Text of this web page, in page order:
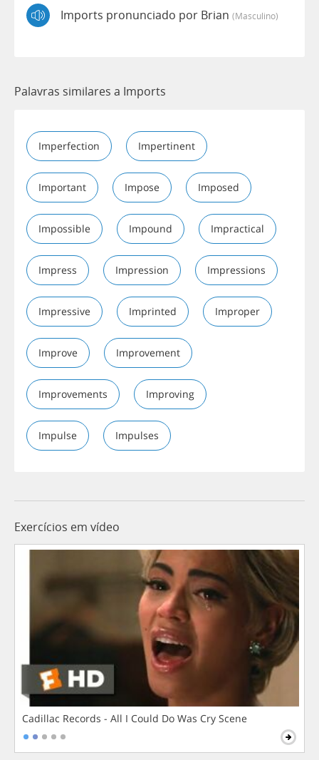
Imports pronunciado por Brian (masculino)
Palavras similares a Imports
Imperfection Impertinent
Important Impose Imposed
Impossible Impound Impractical
Impress Impression Impressions
Impressive Imprinted Improper
Improve Improvement
Improvements Improving
Impulse Impulses
Exercícios em vídeo
Cadillac Records - All I Could Do Was Cry Scene